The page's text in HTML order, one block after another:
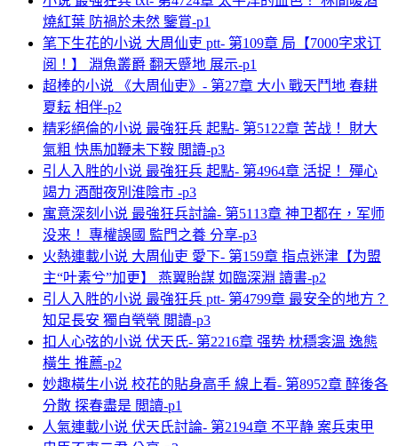
燒紅葉 防禍於未然 鑒賞-p1
笔下生花的小说 大周仙吏 ptt- 第109章 局【7000字求订
阅！】 淵魚叢爵 翻天蹙地 展示-p1
超棒的小说 《大周仙吏》- 第27章 大小 戰天鬥地 春耕
夏耘 相伴-p2
精彩絕倫的小说 最強狂兵 起點- 第5122章 苦战！ 財大
氣粗 快馬加鞭未下鞍 閲讀-p3
引人入胜的小说 最強狂兵 起點- 第4964章 活捉！ 殫心
竭力 酒酣夜別淮陰市 -p3
寓意深刻小说 最強狂兵討論- 第5113章 神卫都在，军师
没来！ 專權誤國 監門之養 分享-p3
火熱連載小说 大周仙吏 愛下- 第159章 指点迷津【为盟
主“叶素兮”加更】 燕翼貽謀 如臨深淵 讀書-p2
引人入胜的小说 最強狂兵 ptt- 第4799章 最安全的地方？
知足長安 獨自煢煢 閲讀-p3
扣人心弦的小说 伏天氏- 第2216章 强势 枕穩衾溫 逸態
橫生 推薦-p2
妙趣橫生小说 校花的貼身高手 線上看- 第8952章 醉後各
分散 探春盡是 閲讀-p1
人氣連載小说 伏天氏討論- 第2194章 不平静 案兵束甲